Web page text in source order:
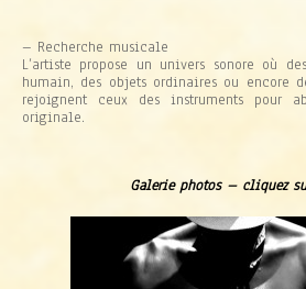
– Recherche musicale
L’artiste propose un univers sonore où
humain, des objets ordinaires ou encore
rejoignent ceux des instruments pour
originale.
Galerie photos – cliquez